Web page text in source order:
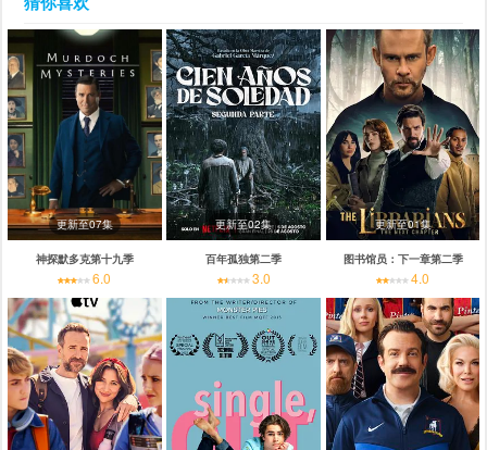
更新至07集
神探默多克第十九季
6.0
更新至02集
百年孤独第二季
3.0
更新至01集
图书馆员：下一章第二季
4.0